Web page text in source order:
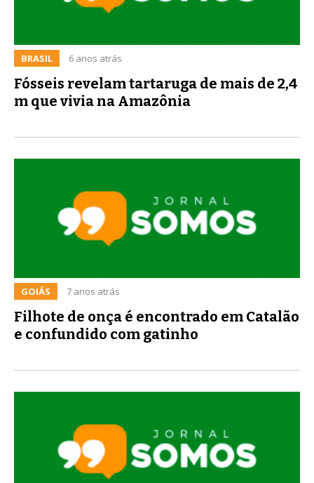
BRASIL 6 anos atrás
Fósseis revelam tartaruga de mais de 2,4
m que vivia na Amazônia
GOIÁS 7 anos atrás
Filhote de onça é encontrado em Catalão
e confundido com gatinho